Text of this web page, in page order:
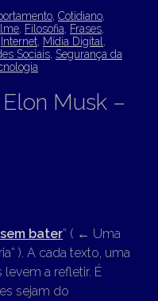
Cotidiano
Filosofia Frases
Internet Mídia Digital
Sociais Segurança da
Musk –
bater” ( ← Uma
). A cada texto, uma
a refletir. É
sejam do